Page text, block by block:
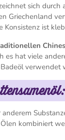
sich
Griechenland
Konsistenz ist
es hat viele
verwendet
kombiniert